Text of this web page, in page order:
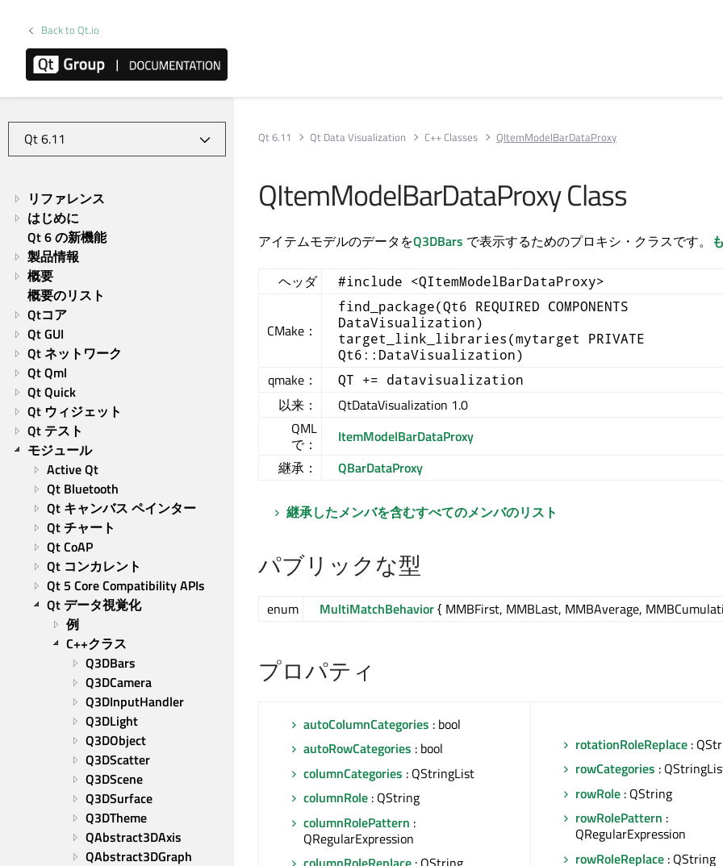
Back to Qt.io
リファレンス
はじめに
Qt 6 の新機能
製品情報
概要
概要のリスト
Qtコア
Qt GUI
Qt ネットワーク
Qt Qml
Qt Quick
Qt ウィジェット
Qt テスト
モジュール
Active Qt
Qt Bluetooth
Qt キャンバス ペインター
Qt チャート
Qt CoAP
Qt コンカレント
Qt 5 Core Compatibility APIs
Qt データ視覚化
例
C++クラス
Q3DBars
Q3DCamera
Q3DInputHandler
Q3DLight
Q3DObject
Q3DScatter
Q3DScene
Q3DSurface
Q3DTheme
QAbstract3DAxis
QAbstract3DGraph
Qt 6.11 Qt Data Visualization C++ Classes QItemModelBarDataProxy
QItemModelBarDataProxy Class
アイテムモデルのデータをQ3DBars で表示するためのプロキシ・クラスです。
ヘッダ #include <QItemModelBarDataProxy>
CMake：
find_package(Qt6 REQUIRED COMPONENTS
DataVisualization)
target_link_libraries(mytarget PRIVATE
Qt6::DataVisualization)
qmake： QT += datavisualization
以来：
QtDataVisualization 1.0
QML
で：
ItemModelBarDataProxy
継承：
QBarDataProxy
継承したメンバを含むすべてのメンバのリスト
パブリックな型
enum MultiMatchBehavior{ MMBFirst, MMBLast, MMBAverage,
プロパティ
autoColumnCategories : bool
autoRowCategories : bool
columnCategories : QStringList
columnRole : QString
columnRolePattern :
QRegularExpression
rotationRoleReplace :
rowCategories :
rowRole : QString
rowRolePattern :
QRegularExpression
rowRoleReplace : QString